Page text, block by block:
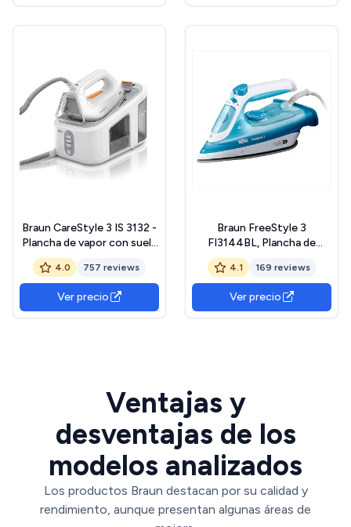
Braun CareStyle 3 IS 3132 -
Plancha de vapor con suela
FreeGlide 3D, vapor
vertical, 2400 W, presión
de la bomba de 6 bares,
vapor de 400 g/min, gran
depósito de agua de 2 l,
4.0 757 reviews
Ver precio
Braun FreeStyle 3
FI3144BL, Plancha de
Vapor con Tecnología
FreeGlide 3D, Suela
SuperCeramic, Ultimate
FastClean, Apagado
Automático, Depósito 270
4.1 169 reviews
Ver precio
Ventajas y
desventajas de los
modelos analizados
Los productos Braun destacan por su calidad y
rendimiento, aunque presentan algunas áreas de